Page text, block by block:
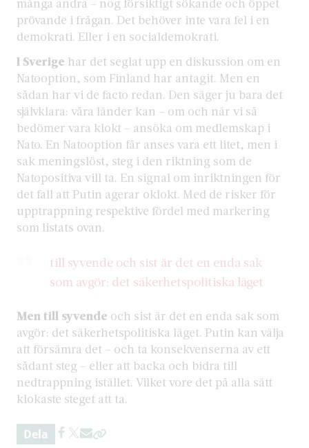
prövande i frågan. Det behöver inte vara fel i en
demokrati. Eller i en socialdemokrati.
I Sverige har det seglat upp en diskussion om en
Natooption, som Finland har antagit. Men en
sådan har vi de facto redan. Den säger ju bara det
självklara: våra länder kan – om och när vi så
bedömer vara klokt – ansöka om medlemskap i
Nato. En Natooption får anses vara ett litet, men i
sak meningslöst, steg i den riktning som de
Natopositiva vill ta. En signal om inriktningen för
det fall att Putin agerar oklokt. Med de risker för
upptrappning respektive fördel med markering
som listats ovan.
till syvende och sist är det en enda sak
som avgör: det säkerhetspolitiska läget
Men till syvende och sist är det en enda sak som
avgör: det säkerhetspolitiska läget. Putin kan välja
att försämra det – och ta konsekvenserna av ett
sådant steg – eller att backa och bidra till
nedtrappning istället. Vilket vore det på alla sätt
klokaste steget att ta.
Dela